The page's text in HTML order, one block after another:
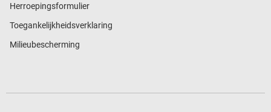
Herroepingsformulier
Toegankelijkheidsverklaring
Milieubescherming